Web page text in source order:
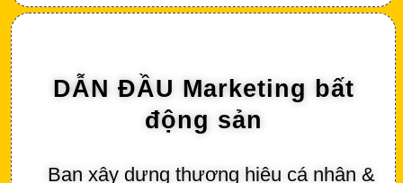
DẪN ĐẦU Marketing bất
động sản
Bạn xây dựng thương hiệu cá nhân &